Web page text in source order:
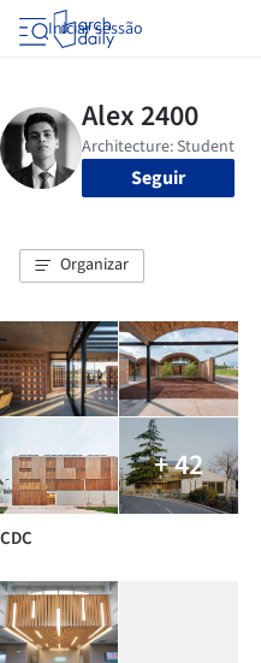
Iniciar sessão
Seguir
Organizar
+ 42
CDC